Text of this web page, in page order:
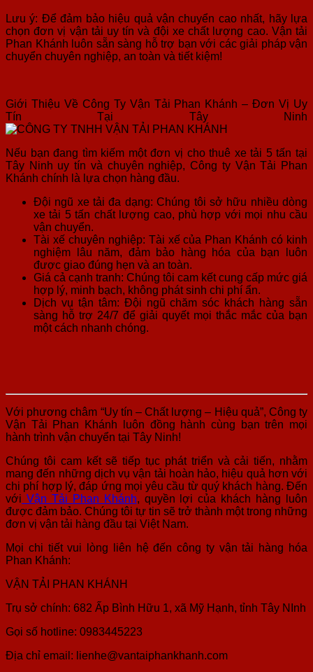
Lưu ý: Để đảm bảo hiệu quả vận chuyển cao nhất, hãy lựa
chọn đơn vị vận tải uy tín và đội xe chất lượng cao. Vận tải
Phan Khánh luôn sẵn sàng hỗ trợ bạn với các giải pháp vận
chuyển chuyên nghiệp, an toàn và tiết kiệm!
Giới Thiệu Về Công Ty Vận Tải Phan Khánh – Đơn Vị Uy
Tín Tại Tây Ninh
Nếu bạn đang tìm kiếm một đơn vị cho thuê xe tải 5 tấn tại
Tây Ninh uy tín và chuyên nghiệp, Công ty Vận Tải Phan
Khánh chính là lựa chọn hàng đầu.
Đội ngũ xe tải đa dạng: Chúng tôi sở hữu nhiều dòng
xe tải 5 tấn chất lượng cao, phù hợp với mọi nhu cầu
vận chuyển.
Tài xế chuyên nghiệp: Tài xế của Phan Khánh có kinh
nghiệm lâu năm, đảm bảo hàng hóa của bạn luôn
được giao đúng hẹn và an toàn.
Giá cả cạnh tranh: Chúng tôi cam kết cung cấp mức giá
hợp lý, minh bạch, không phát sinh chi phí ẩn.
Dịch vụ tận tâm: Đội ngũ chăm sóc khách hàng sẵn
sàng hỗ trợ 24/7 để giải quyết mọi thắc mắc của bạn
một cách nhanh chóng.
Với phương châm “Uy tín – Chất lượng – Hiệu quả”, Công ty
Vận Tải Phan Khánh luôn đồng hành cùng bạn trên mọi
hành trình vận chuyển tại Tây Ninh!
Chúng tôi cam kết sẽ tiếp tục phát triển và cải tiến, nhằm
mang đến những dịch vụ vận tải hoàn hảo, hiệu quả hơn với
chi phí hợp lý, đáp ứng mọi yêu cầu từ quý khách hàng. Đến
với Vận Tải Phan Khánh, quyền lợi của khách hàng luôn
được đảm bảo. Chúng tôi tự tin sẽ trở thành một trong những
đơn vị vận tải hàng đầu tại Việt Nam.
Mọi chi tiết vui lòng liên hệ đến công ty vận tải hàng hóa
Phan Khánh:
VẬN TẢI PHAN KHÁNH
Trụ sở chính: 682 Ấp Bình Hữu 1, xã Mỹ Hạnh, tỉnh Tây NInh
Gọi số hotline: 0983445223
Địa chỉ email: lienhe@vantaiphankhanh.com